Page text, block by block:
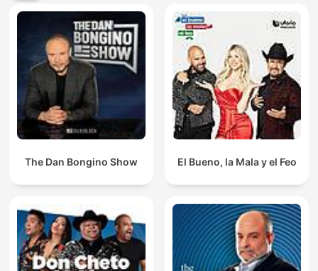
The Dan Bongino Show El Bueno, la Mala y el Feo